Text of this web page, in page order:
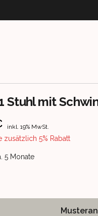
Stuhl mit
inkl. 19% MwSt.
zusätzlich 5% Rabatt
information
5 Monate